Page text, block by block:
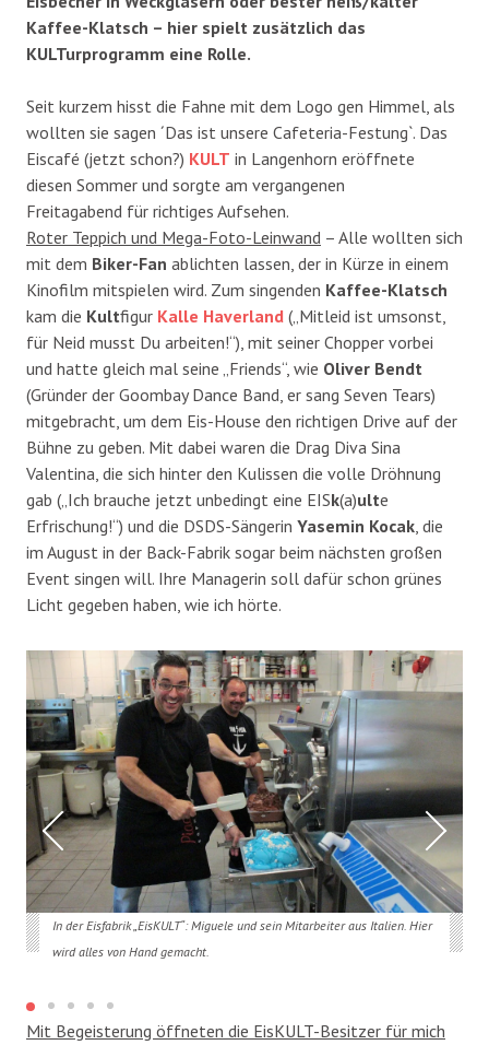
Kaffee-Klatsch – hier spielt zusätzlich das
KULTurprogramm eine Rolle.
Seit kurzem hisst die Fahne mit dem Logo gen Himmel, als
wollten sie sagen ´Das ist unsere Cafeteria-Festung`. Das
Eiscafé (jetzt schon?) KULT in Langenhorn eröffnete
diesen Sommer und sorgte am vergangenen
Freitagabend für richtiges Aufsehen.
Roter Teppich und Mega-Foto-Leinwand – Alle wollten sich
mit dem Biker-Fan ablichten lassen, der in Kürze in einem
Kinofilm mitspielen wird. Zum singenden Kaffee-Klatsch
kam die Kultfigur Kalle Haverland („Mitleid ist umsonst,
für Neid musst Du arbeiten!“), mit seiner Chopper vorbei
und hatte gleich mal seine „Friends“, wie Oliver Bendt
(Gründer der Goombay Dance Band, er sang Seven Tears)
mitgebracht, um dem Eis-House den richtigen Drive auf der
Bühne zu geben. Mit dabei waren die Drag Diva Sina
Valentina, die sich hinter den Kulissen die volle Dröhnung
gab („Ich brauche jetzt unbedingt eine EISk(a)ulte
Erfrischung!“) und die DSDS-Sängerin Yasemin Kocak, die
im August in der Back-Fabrik sogar beim nächsten großen
Event singen will. Ihre Managerin soll dafür schon grünes
Licht gegeben haben, wie ich hörte.
In der Eisfabrik „EisKULT“: Miguele und sein Mitarbeiter aus Italien. Hier
wird alles von Hand gemacht.
Mit Begeisterung öffneten die EisKULT-Besitzer für mich